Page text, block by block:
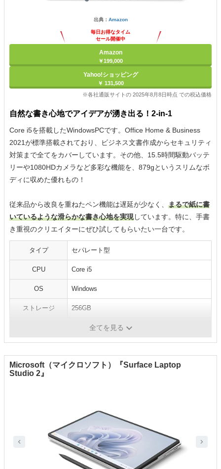
出典： Amazon
毎日お得なタイム
セール開催中
Amazon
￥199,000
Yahoo!ショッピング
￥ 131,500
※各社通販サイトの 2025年8月8日時点 での税込価格
自然な書き心地でアイデアが湧き出る！2-in-1
Core i5を搭載したWindowsPCです。Office Home & Business
2021が標準搭載されており、ビジネス文書作成からセキュリティ
対策まで全てをカバーしています。その他、15.5時間駆動バッテ
リーや1080HDカメラなど多彩な機能を、879gというスリムなボ
ディに収めた優れもの！
従来品から改良を重ねたペン機能は遅延が少なく、 まるで紙に書
いているような滑らかな書き心地を実現しています。特に、手書
き重視のクリエイターにぜひ試してもらいたい一台です。
タイプ セパレート型
CPU Core i5
OS Windows
ストレージ 256GB
全てを見る
Microsoft（マイクロソフト）『Surface Laptop
Studio 2』